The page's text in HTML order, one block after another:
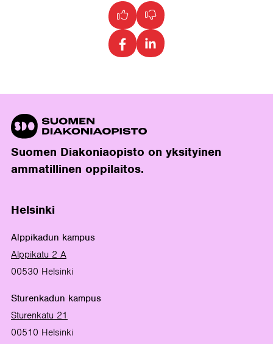
Suomen Diakoniaopisto on yksityinen
ammatillinen oppilaitos.
Helsinki
Alppikadun kampus
Alppikatu 2 A
00530 Helsinki
Sturenkadun kampus
Sturenkatu 21
00510 Helsinki